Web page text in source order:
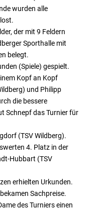
wurden alle
der mit 9 Feldern
Sporthalle mit
belegt.
(Spiele) gespielt.
Kopf an Kopf
und Philipp
die bessere
Schnepf das Turnier für
(TSV Wildberg).
4. Platz in der
Hubbart (TSV
erhielten Urkunden.
Sachpreise.
des Turniers einen